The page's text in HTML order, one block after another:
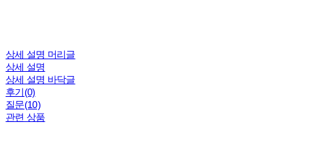
상세 설명 머리글
상세 설명
상세 설명 바닥글
후기(0)
질문(10)
관련 상품